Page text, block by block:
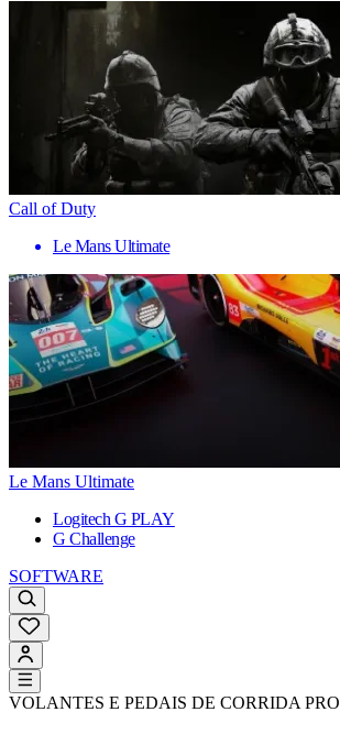
Call of Duty
Le Mans Ultimate
Le Mans Ultimate
Logitech G PLAY
G Challenge
SOFTWARE
VOLANTES E PEDAIS DE CORRIDA PRO